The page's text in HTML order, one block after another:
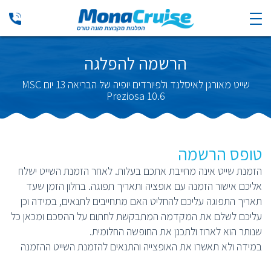
הרשמה להפלגה
שייט מאורגן לאיסלנד ולפיורדים יופיה של הבריאה 13 יום MSC
Preziosa 10.6
טופס הרשמה
הזמנת שייט אינה מחייבת אתכם בעלות. לאחר הזמנת השייט ישלח
אליכם אישור הזמנה עם אופציה ותאריך תפוגה. בחלון הזמן שעד
תאריך התפוגה עליכם להחליט האם מתחייבים לתנאים, במידה וכן
עליכם לשלם את המקדמה המתבקשת לחתום על ההסכם ומכאן כל
שנותר הוא לארוז ולתכנן את החופשה החלומית.
במידה ולא תאשרו את האופצייה והתנאים להזמנת השייט ההזמנה